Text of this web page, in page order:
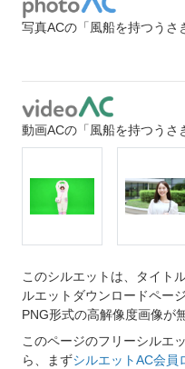
写真ACの「風船を持つうさ
動画ACの「風船を持つうさ
このシルエットは、タイト
ルエットダウンロードペー
PNG形式の高解像度画像が
このページのフリーシルエ
ら、まずシルエットAC会員